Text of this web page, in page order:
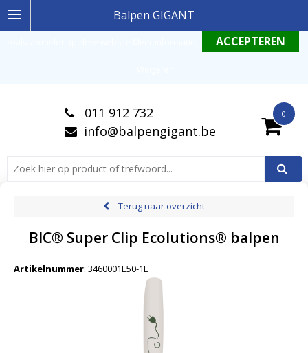
Balpen GIGANT
0
011 912 732
info@balpengigant.be
Terug naar overzicht
BIC® Super Clip Ecolutions® balpen
Artikelnummer: 3460001E50-1E
Ingelogde gebruiker stemt in met de geldende omgang productinformatie